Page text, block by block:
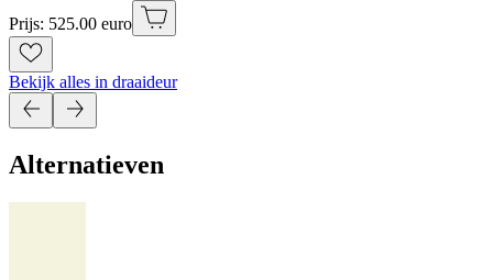
Prijs: 525.00 euro
Bekijk alles in draaideur
Alternatieven